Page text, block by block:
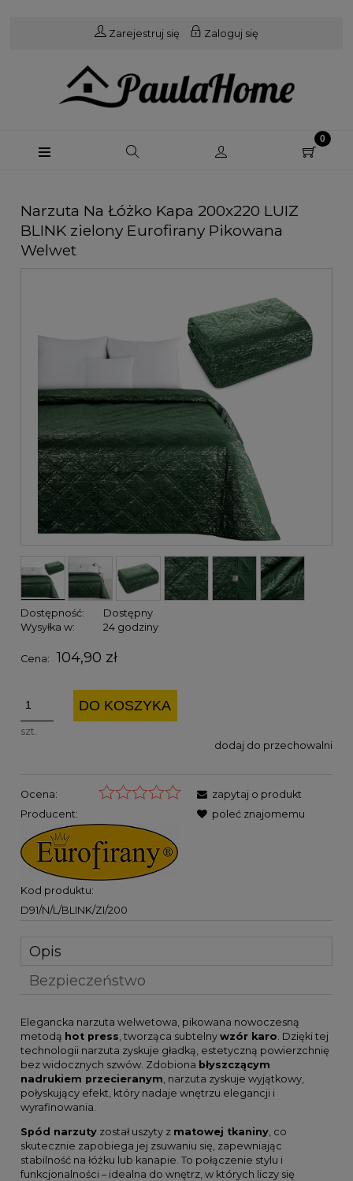
Zarejestruj się Zaloguj się
Narzuta Na Łóżko Kapa 200x220 LUIZ
BLINK zielony Eurofirany Pikowana
Welwet
Dostępność:
Dostępny
Wysyłka w:
24 godziny
Cena: 104,90 zł
szt.
DO KOSZYKA
dodaj do przechowalni
Ocena:
Producent:
Kod produktu:
D91/N/L/BLINK/ZI/200
zapytaj o produkt
poleć znajomemu
Opis
Bezpieczeństwo
Elegancka narzuta welwetowa, pikowana nowoczesną
metodą hot press , tworząca subtelny wzór karo . Dzięki tej
technologii narzuta zyskuje gładką, estetyczną powierzchnię
bez widocznych szwów. Zdobiona błyszczącym
nadrukiem przecieranym , narzuta zyskuje wyjątkowy,
połyskujący efekt, który nadaje wnętrzu elegancji i
wyrafinowania.
Spód narzutyzostał uszyty z matowej tkaniny, co
skutecznie zapobiega jej zsuwaniu się, zapewniając
stabilność na łóżku lub kanapie. To połączenie stylu i
funkcjonalności – idealna do wnętrz, w których liczy się